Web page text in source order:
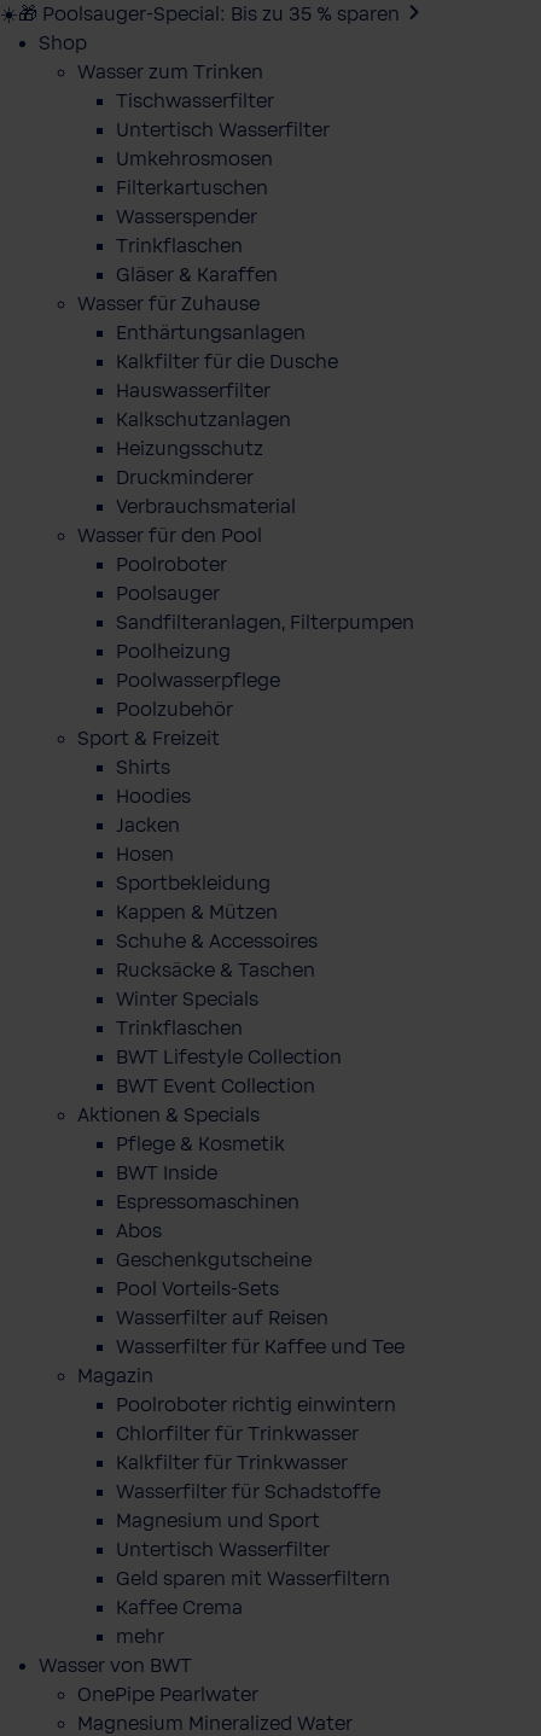
☀️🎁 Poolsauger-Special: Bis zu 35 % sparen
Shop
Wasser zum Trinken
Tischwasserfilter
Untertisch Wasserfilter
Umkehrosmosen
Filterkartuschen
Wasserspender
Trinkflaschen
Gläser & Karaffen
Wasser für Zuhause
Enthärtungsanlagen
Kalkfilter für die Dusche
Hauswasserfilter
Kalkschutzanlagen
Heizungsschutz
Druckminderer
Verbrauchsmaterial
Wasser für den Pool
Poolroboter
Poolsauger
Sandfilteranlagen, Filterpumpen
Poolheizung
Poolwasserpflege
Poolzubehör
Sport & Freizeit
Shirts
Hoodies
Jacken
Hosen
Sportbekleidung
Kappen & Mützen
Schuhe & Accessoires
Rucksäcke & Taschen
Winter Specials
Trinkflaschen
BWT Lifestyle Collection
BWT Event Collection
Aktionen & Specials
Pflege & Kosmetik
BWT Inside
Espressomaschinen
Abos
Geschenkgutscheine
Pool Vorteils-Sets
Wasserfilter auf Reisen
Wasserfilter für Kaffee und Tee
Magazin
Poolroboter richtig einwintern
Chlorfilter für Trinkwasser
Kalkfilter für Trinkwasser
Wasserfilter für Schadstoffe
Magnesium und Sport
Untertisch Wasserfilter
Geld sparen mit Wasserfiltern
Kaffee Crema
mehr
Wasser von BWT
OnePipe Pearlwater
Magnesium Mineralized Water